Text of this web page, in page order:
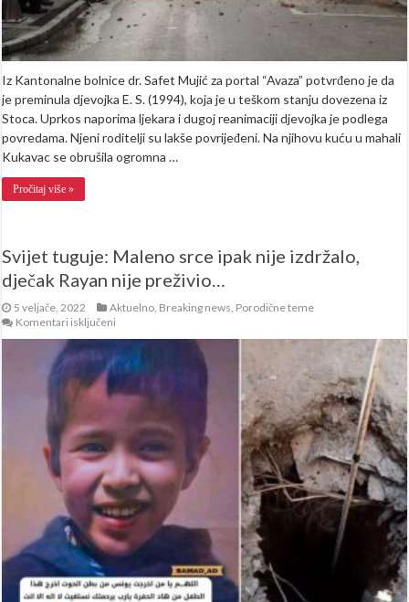
Iz Kantonalne bolnice dr. Safet Mujić za portal “Avaza” potvrđeno je da
je preminula djevojka E. S. (1994), koja je u teškom stanju dovezena iz
Stoca. Uprkos naporima ljekara i dugoj reanimaciji djevojka je podlega
povredama. Njeni roditelji su lakše povrijeđeni. Na njihovu kuću u mahali
Kukavac se obrušila ogromna …
Pročitaj više »
Svijet tuguje: Maleno srce ipak nije izdržalo,
dječak Rayan nije preživio…
5 veljače, 2022 Aktuelno Breaking news Porodične teme
Komentari isključeni
Maleno
srce
ipak
dječak
Rayan
nije
preživio…